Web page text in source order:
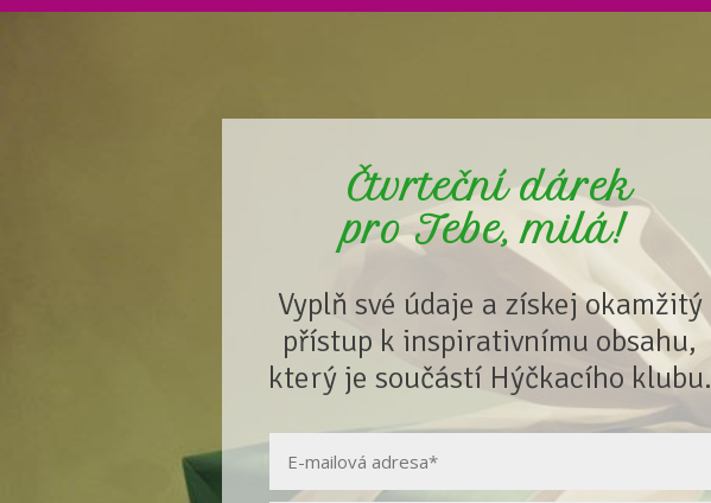
Čtvrteční dárek
pro Tebe, milá!
Vyplň své údaje a získej okamžitý
přístup k inspirativnímu obsahu,
který je součástí Hýčkacího klubu.